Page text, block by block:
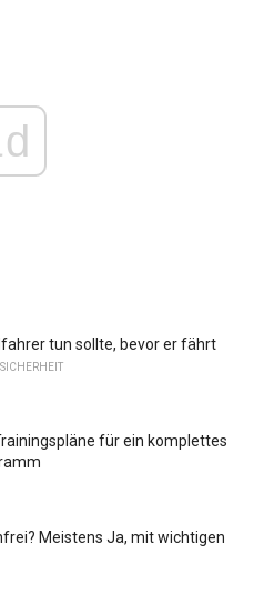
tun sollte, bevor er fährt
für ein komplettes
Meistens Ja, mit wichtigen